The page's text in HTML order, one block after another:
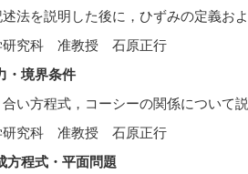
法を説明した後に，ひずみの定義お
研究科 准教授 石原正行
・境界条件
い方程式，コーシーの関係について
研究科 准教授 石原正行
方程式・平面問題